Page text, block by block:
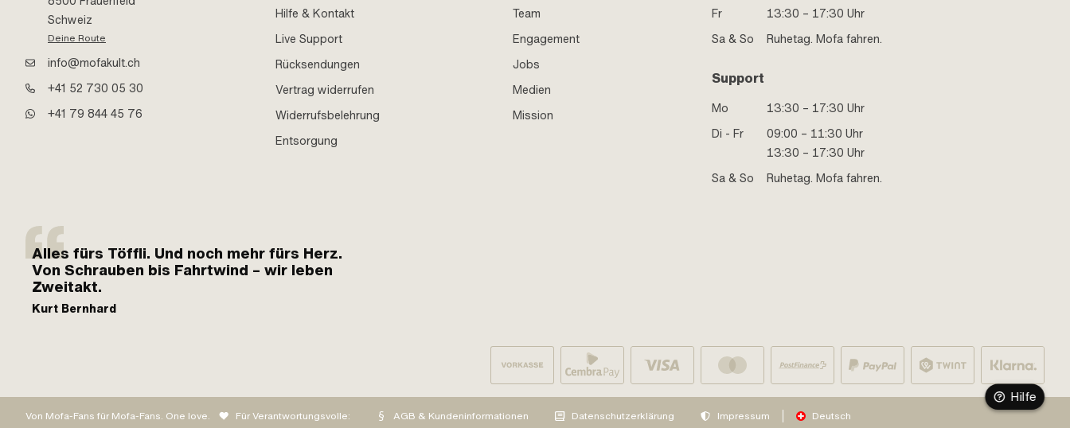
Schweiz
Deine Route
info@mofakult.ch
+41 52 730 05 30
+41 79 844 45 76
Hilfe & Kontakt
Live Support
Rücksendungen
Vertrag widerrufen
Widerrufsbelehrung
Entsorgung
Team
Engagement
Jobs
Medien
Mission
Fr
13:30 – 17:30 Uhr
Sa & So
Ruhetag. Mofa fahren.
Support
Mo
13:30 – 17:30 Uhr
Di - Fr
09:00 – 11:30 Uhr
13:30 – 17:30 Uhr
Sa & So
Ruhetag. Mofa fahren.
Alles fürs Töffli. Und noch mehr fürs Herz.
Von Schrauben bis Fahrtwind – wir leben
Zweitakt.
Kurt Bernhard
Von Mofa-Fans für Mofa-Fans. One love. Für Verantwortungsvolle: AGB & Kundeninformationen Datenschutzerklärung Impressum Deutsch
Hilfe